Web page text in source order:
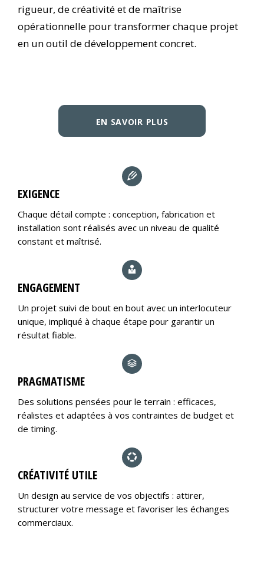
rigueur, de créativité et de maîtrise
opérationnelle pour transformer chaque projet
en un outil de développement concret.
EN SAVOIR PLUS
EXIGENCE
Chaque détail compte : conception, fabrication et
installation sont réalisés avec un niveau de qualité
constant et maîtrisé.
ENGAGEMENT
Un projet suivi de bout en bout avec un interlocuteur
unique, impliqué à chaque étape pour garantir un
résultat fiable.
PRAGMATISME
Des solutions pensées pour le terrain : efficaces,
réalistes et adaptées à vos contraintes de budget et
de timing.
CRÉATIVITÉ UTILE
Un design au service de vos objectifs : attirer,
structurer votre message et favoriser les échanges
commerciaux.